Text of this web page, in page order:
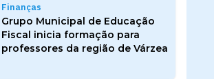
Finanças
Grupo Municipal de Educação
Fiscal inicia formação para
professores da região de Várzea